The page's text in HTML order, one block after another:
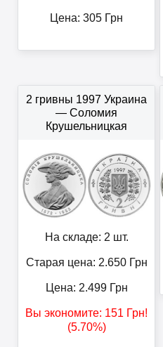
Цена: 305 Грн
2 гривны 1997 Украина
— Соломия
Крушельницкая
На складе: 2 шт.
Старая цена: 2.650Грн
Цена: 2.499Грн
Вы экономите: 151 Грн!
(5.70%)